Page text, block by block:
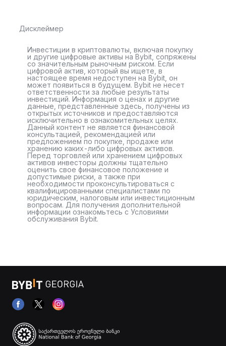
Дисклеймер
Инвестиции в криптовалюты, включая покупку
и другие цифровые активы на Bybit, сопряжены
со значительным рыночным риском. Если
цифровой актив, который вы ищете, в
настоящее время недоступен на Bybit, он
может появиться в будущем. Bybit не несет
ответственности за любые результаты
инвестиций. Информация о ценах и другие
данные, представленные здесь, получены из
открытых источников и предоставляются
исключительно в ознакомительных целях.
Данный контент не является финансовой
консультацией, рекомендацией или
предложением по покупке, продаже или
хранению каких-либо цифровых активов.
Перед торговлей или хранением цифровых
активов инвесторы должны тщательно
оценить свое финансовое положение и
допустимые риски, а также при
необходимости проконсультироваться с
квалифицированными специалистами по
юридическим, налоговым или инвестиционным
вопросам. Для получения дополнительной
информации ознакомьтесь с Условиями
обслуживания Bybit.